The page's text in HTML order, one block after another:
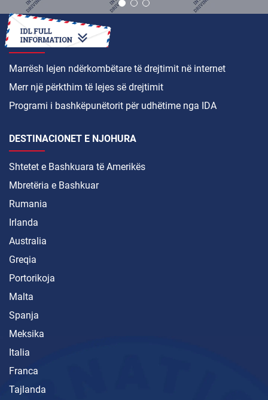
SI TË
Marrësh lejen ndërkombëtare të drejtimit në internet
Merr një përkthim të lejes së drejtimit
Programi i bashkëpunëtorit për udhëtime nga IDA
DESTINACIONET E NJOHURA
Shtetet e Bashkuara të Amerikës
Mbretëria e Bashkuar
Rumania
Irlanda
Australia
Greqia
Portorikoja
Malta
Spanja
Meksika
Italia
Franca
Tajlanda